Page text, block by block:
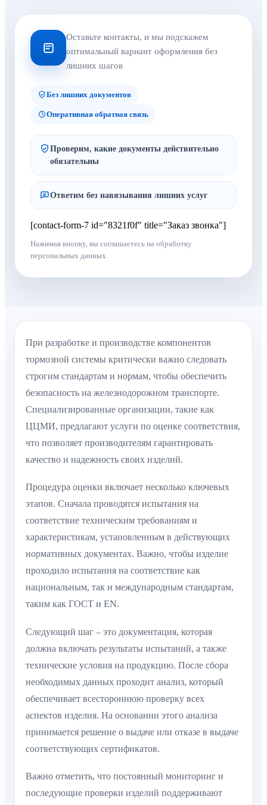
Оставьте контакты, и мы подскажем
оптимальный вариант оформления без
лишних шагов
Без лишних документов
Оперативная обратная связь
Проверим, какие документы действительно
обязательны
Ответим без навязывания лишних услуг
[contact-form-7 id="8321f0f" title="Заказ звонка"]
Нажимая кнопку, вы соглашаетесь на обработку
персональных данных.
При разработке и производстве компонентов
тормозной системы критически важно следовать
строгим стандартам и нормам, чтобы обеспечить
безопасность на железнодорожном транспорте.
Специализированные организации, такие как
ЦЦМИ, предлагают услуги по оценке соответствия,
что позволяет производителям гарантировать
качество и надежность своих изделий.
Процедура оценки включает несколько ключевых
этапов. Сначала проводятся испытания на
соответствие техническим требованиям и
характеристикам, установленным в действующих
нормативных документах. Важно, чтобы изделие
проходило испытания на соответствие как
национальным, так и международным стандартам,
таким как ГОСТ и EN.
Следующий шаг – это документация, которая
должна включать результаты испытаний, а также
технические условия на продукцию. После сбора
необходимых данных проходит анализ, который
обеспечивает всестороннюю проверку всех
аспектов изделия. На основании этого анализа
принимается решение о выдаче или отказе в выдаче
соответствующих сертификатов.
Важно отметить, что постоянный мониторинг и
последующие проверки изделий поддерживают